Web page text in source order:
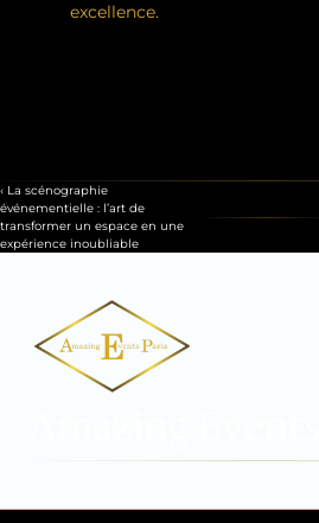
excellence.
‹ La scénographie
événementielle : l’art de
transformer un espace en une
expérience inoubliable